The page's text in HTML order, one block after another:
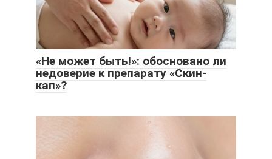
«Не может быть!»: обосновано ли
недоверие к препарату «Скин-
кап»?